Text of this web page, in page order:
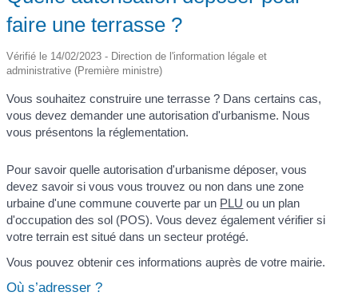
faire une terrasse ?
Vérifié le 14/02/2023 - Direction de l'information légale et
administrative (Première ministre)
Vous souhaitez construire une terrasse ? Dans certains cas,
vous devez demander une autorisation d'urbanisme. Nous
vous présentons la réglementation.
Pour savoir quelle autorisation d'urbanisme déposer, vous
devez savoir si vous vous trouvez ou non dans une zone
urbaine d'une commune couverte par un PLU ou un plan
d'occupation des sol (POS). Vous devez également vérifier si
votre terrain est situé dans un secteur protégé.
Vous pouvez obtenir ces informations auprès de votre mairie.
Où s’adresser ?